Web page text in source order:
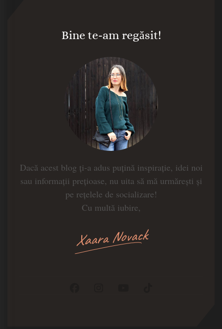
Bine te-am regăsit!
Dacă acest blog ți-a adus puțină inspirație, idei noi
sau informații prețioase, nu uita să mă urmărești și
pe rețelele de socializare!
Cu multă iubire,
Xaara Novack